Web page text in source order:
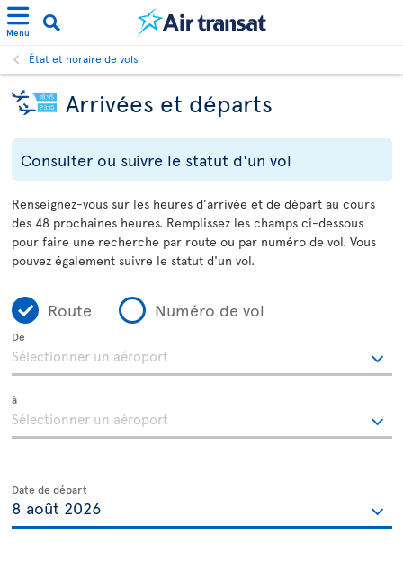
Menu
État et horaire de vols
Arrivées et départs
Consulter ou suivre le statut d'un vol
Renseignez-vous sur les heures d’arrivée et de départ au cours
des 48 prochaines heures. Remplissez les champs ci-dessous
pour faire une recherche par route ou par numéro de vol. Vous
pouvez également suivre le statut d'un vol.
Route Numéro de vol
De
à
Date de départ